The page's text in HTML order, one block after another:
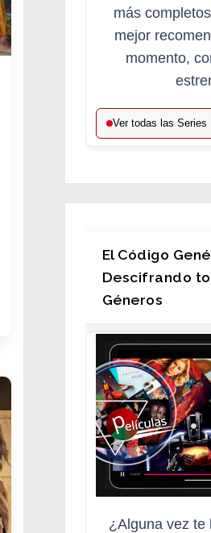
más
mejor
momento,
Ver todas las Series
El Código
Descifrando
Géneros
¿Alguna vez te